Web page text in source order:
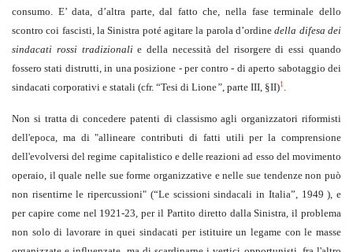
consumo. E’ data, d’altra parte, dal fatto che, nella fase terminale dello
scontro coi fascisti, la Sinistra poté agitare la parola d’ordinedella difesa dei
sindacati rossi tradizionali e della necessità del risorgere di essi quando
fossero stati distrutti, in una posizione - per contro - di aperto sabotaggio dei
sindacati corporativi e statali (cfr. “Tesi di Lione”, parte III, §II)1.
Non si tratta di concedere patenti di classismo agli organizzatori riformisti
dell'epoca, ma di "allineare contributi di fatti utili per la comprensione
dell'evolversi del regime capitalistico e delle reazioni ad esso del movimento
operaio, il quale nelle sue forme organizzative e nelle sue tendenze non può
non risentirne le ripercussioni" (“Le scissioni sindacali in Italia”, 1949 ), e
per capire come nel 1921-23, per il Partito diretto dalla Sinistra, il problema
non solo di lavorare in quei sindacati per istituire un legame con le masse